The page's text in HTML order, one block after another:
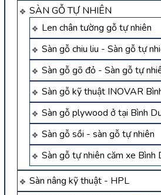
SÀN GỖ TỰ NHIÊN
Len chân tường gỗ tự nhiên
Sàn gỗ chiu liu - Sàn gỗ tự
Sàn gỗ gõ đỏ - Sàn gỗ tự
Sàn gỗ kỹ thuật INOVAR
Sàn gỗ plywood ở tại Bình
Sàn gỗ sồi - sàn gỗ tự nhiên
Sàn gỗ tự nhiên căm xe Bình
Sàn nâng kỹ thuật - HPL